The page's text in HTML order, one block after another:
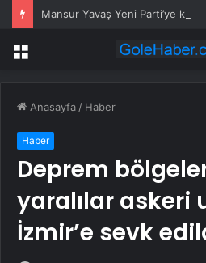
Menü
Anasayfa / Haber
Haber
Deprem
yaralılar askeri
İzmir’e sevk